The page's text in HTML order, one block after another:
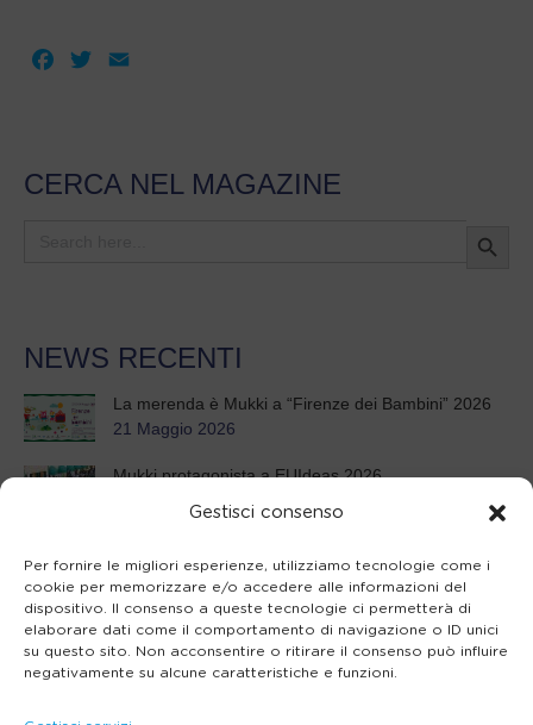
Gestisci consenso
Per fornire le migliori esperienze, utilizziamo tecnologie come i
cookie per memorizzare e/o accedere alle informazioni del
dispositivo. Il consenso a queste tecnologie ci permetterà di
elaborare dati come il comportamento di navigazione o ID unici
su questo sito. Non acconsentire o ritirare il consenso può influire
negativamente su alcune caratteristiche e funzioni.
Facebook
Twitter
CERCA NEL MAGAZINE
NEWS RECENTI
La merenda è Mukki a “Firenze dei Bambini” 2026
21 Maggio 2026
Mukki protagonista a EUIdeas 2026
26 Febbraio 2026
Mukki Day 2025: un mix di tradizione e innovazione
3 Settembre 2025